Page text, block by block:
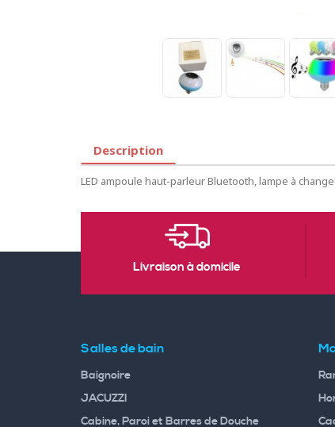
Description
LED ampoule haut-parleur Bluetooth, lampe à
Livraison à domicile
Salles de bain
Baignoire
JACUZZI
Cabine, Paroi et Barres de Douche